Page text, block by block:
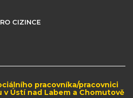
CIZINCE
pracovníka/pracovnici
v Ústí nad Labem a Chomutově